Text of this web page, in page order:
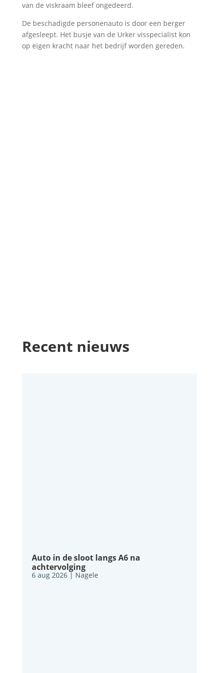
van de viskraam bleef ongedeerd.
De beschadigde personenauto is door een berger
afgesleept. Het busje van de Urker visspecialist kon
op eigen kracht naar het bedrijf worden gereden.
Recent nieuws
Auto in de sloot langs A6 na
achtervolging
6 aug 2026| Nagele